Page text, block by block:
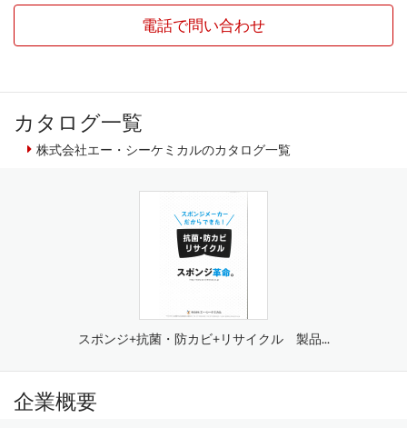
電話で問い合わせ
カタログ一覧
株式会社エー・シーケミカルのカタログ一覧
スポンジ+抗菌・防カビ+リサイクル 製品...
企業概要